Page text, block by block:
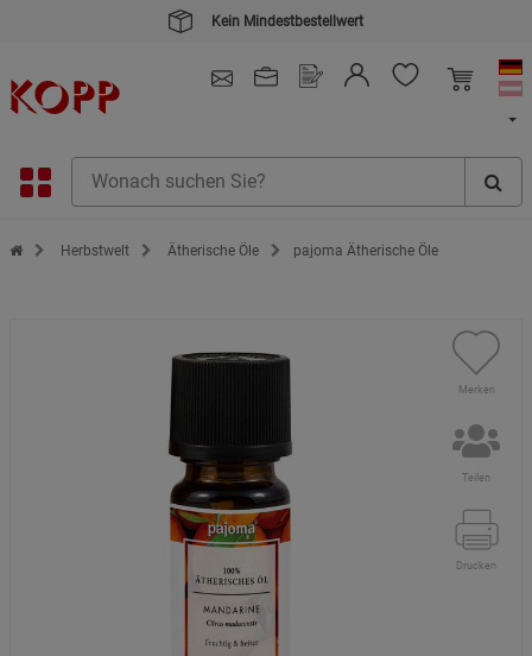
Kein Mindestbestellwert
Zur Startseite des Kopp Verlag Online-Shop
Herbstwelt Ätherische Öle pajoma Ätherische Öle
Merken
Teilen
Drucken